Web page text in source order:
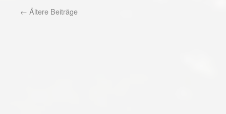
← Ältere Beiträge